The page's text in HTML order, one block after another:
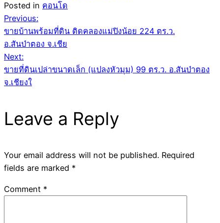
Posted in คอนโด
Post
navigation
Previous:
ขายบ้านพร้อมที่ดิน ติดคลองแม่ปิงน้อย 224 ตร.ว.
อ.สันป่าตอง จ.เชีย
Next:
ขายที่ดินเปล่าขนาดเล็ก (แปลงหัวมุม) 99 ตร.ว. อ.สันป่าตอง
จ.เชียงใ
Leave a Reply
Your email address will not be published. Required
fields are marked *
Comment *